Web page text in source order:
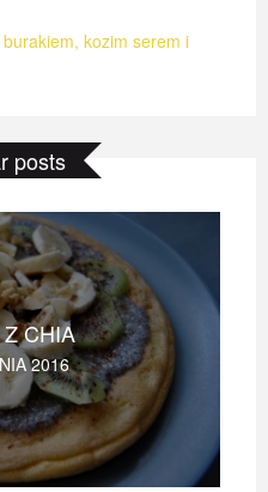
kozim serem i
posts
CHIA
2016